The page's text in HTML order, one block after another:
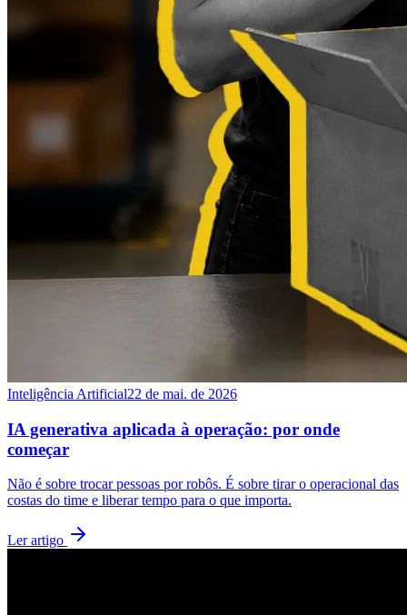
Inteligência Artificial22 de mai. de 2026
IA generativa aplicada à operação: por onde
começar
Não é sobre trocar pessoas por robôs. É sobre tirar o operacional das
costas do time e liberar tempo para o que importa.
Ler artigo